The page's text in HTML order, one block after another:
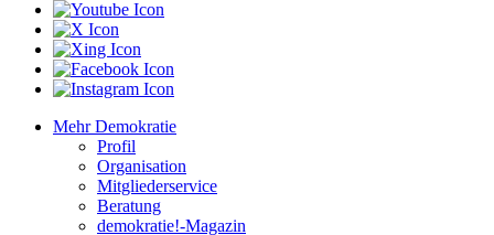
Mehr Demokratie
Profil
Organisation
Mitgliederservice
Beratung
demokratie!-Magazin